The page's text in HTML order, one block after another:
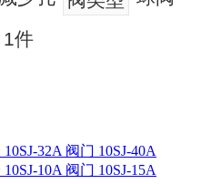
1件
32A 阀门 10SJ-40A
10A 阀门 10SJ-15A